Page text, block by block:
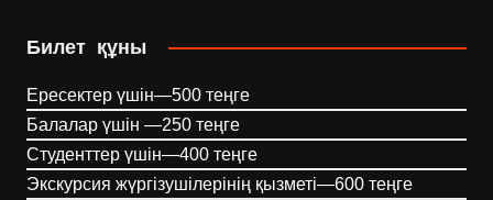
Билет құны
Ересектер үшін—500 теңге
Балалар үшін —250 теңге
Студенттер үшін—400 теңге
Экскурсия жүргізушілерінің қызметі—600 теңге